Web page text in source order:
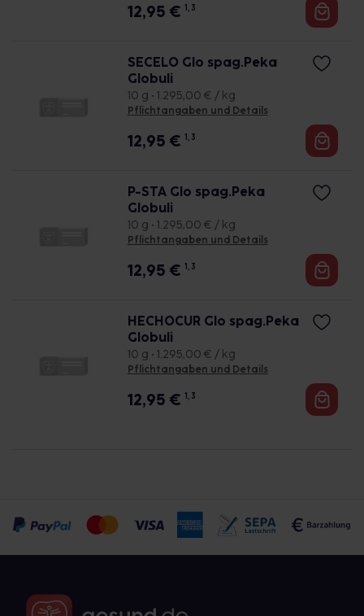
12,95 € 1, 3
SECELO Glo spag.Peka
Globuli
10 g • 1.295,00 € / kg
Pflichtangaben und Details
12,95 € 1, 3
P-STA Glo spag.Peka
Globuli
10 g • 1.295,00 € / kg
Pflichtangaben und Details
12,95 € 1, 3
HECHOCUR Glo spag.Peka
Globuli
10 g • 1.295,00 € / kg
Pflichtangaben und Details
12,95 € 1, 3